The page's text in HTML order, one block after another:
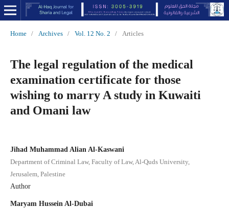
Home / Archives / Vol. 12 No. 2 / Articles
The legal regulation of the medical
examination certificate for those
wishing to marry A study in Kuwaiti
and Omani law
Jihad Muhammad Alian Al-Kaswani
Department of Criminal Law, Faculty of Law, Al-Quds University,
Jerusalem, Palestine
Author
Maryam Hussein Al-Dubai